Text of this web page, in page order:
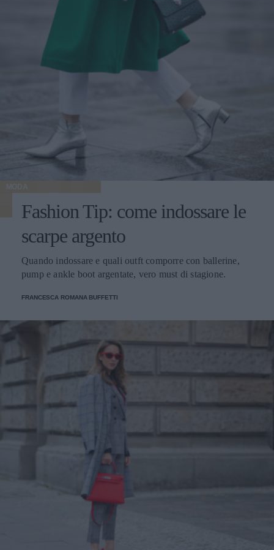
MODA
Fashion Tip: come indossare le
scarpe argento
Quando indossare e quali outft comporre con ballerine,
pump e ankle boot argentate, vero must di stagione.
FRANCESCA ROMANA BUFFETTI